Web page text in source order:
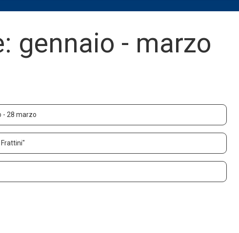
gennaio - marzo
- 28 marzo